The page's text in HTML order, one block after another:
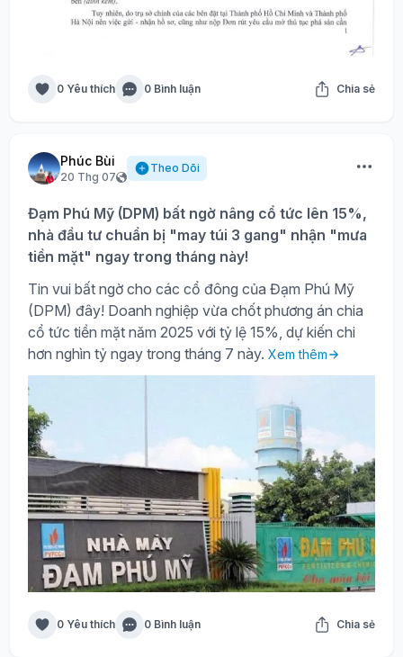
0 Yêu thích 0 Bình luận Chia sẻ
Phúc Bùi
20 Thg 07
Theo Dõi
Đạm Phú Mỹ (DPM) bất ngờ nâng cổ tức lên 15%,
nhà đầu tư chuẩn bị "may túi 3 gang" nhận "mưa
tiền mặt" ngay trong tháng này!
Tin vui bất ngờ cho các cổ đông của Đạm Phú Mỹ
(DPM) đây! Doanh nghiệp vừa chốt phương án chia
cổ tức tiền mặt năm 2025 với tỷ lệ 15%, dự kiến chi
hơn nghìn tỷ ngay trong tháng 7 này. Xem thêm
0 Yêu thích 0 Bình luận Chia sẻ